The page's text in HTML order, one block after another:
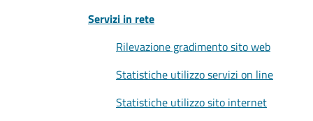
Servizi in rete
Rilevazione gradimento sito web
Statistiche utilizzo servizi on line
Statistiche utilizzo sito internet